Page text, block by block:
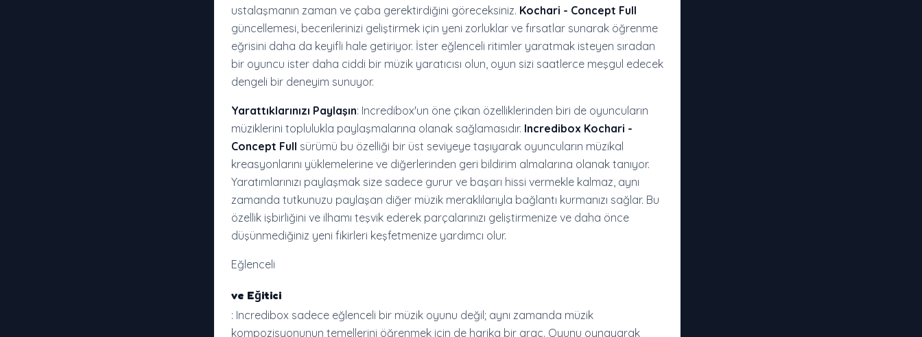
ustalaşmanın zaman ve çaba gerektirdiğini göreceksiniz. Kochari - Concept Full
güncellemesi, becerilerinizi geliştirmek için yeni zorluklar ve fırsatlar sunarak öğrenme
eğrisini daha da keyifli hale getiriyor. İster eğlenceli ritimler yaratmak isteyen sıradan
bir oyuncu ister daha ciddi bir müzik yaratıcısı olun, oyun sizi saatlerce meşgul edecek
dengeli bir deneyim sunuyor.
Yarattıklarınızı Paylaşın: Incredibox'un öne çıkan özelliklerinden biri de oyuncuların
müziklerini toplulukla paylaşmalarına olanak sağlamasıdır. Incredibox Kochari -
Concept Full sürümü bu özelliği bir üst seviyeye taşıyarak oyuncuların müzikal
kreasyonlarını yüklemelerine ve diğerlerinden geri bildirim almalarına olanak tanıyor.
Yaratımlarınızı paylaşmak size sadece gurur ve başarı hissi vermekle kalmaz, aynı
zamanda tutkunuzu paylaşan diğer müzik meraklılarıyla bağlantı kurmanızı sağlar. Bu
özellik işbirliğini ve ilhamı teşvik ederek parçalarınızı geliştirmenize ve daha önce
düşünmediğiniz yeni fikirleri keşfetmenize yardımcı olur.
Eğlenceli
ve Eğitici
: Incredibox sadece eğlenceli bir müzik oyunu değil; aynı zamanda müzik
kompozisyonunun temellerini öğrenmek için de harika bir araç. Oyunu oynayarak